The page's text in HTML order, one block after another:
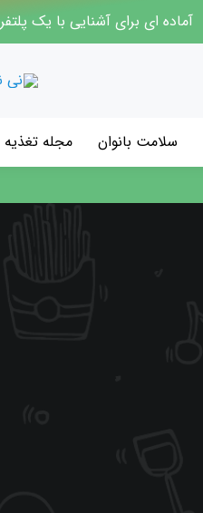
آماده ای برای آشنایی با یک
سلامت بانوان مجله تغذیه